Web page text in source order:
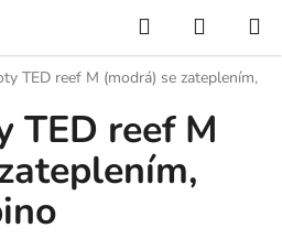
Hledat
KOŠÍK
TED reef M (modrá) se zateplením,
TED reef M